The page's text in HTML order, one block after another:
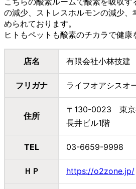
の減少、ストレスホルモンの減少
められております。
ヒトもペットも酸素のチカラで健康
店名 有限会社小林技
フリガナ ライフオアシスオ
住所
〒130-0023 東京
長井ビル1階
TEL 03-6659-9998
ＨＰ https://o2zone.jp/